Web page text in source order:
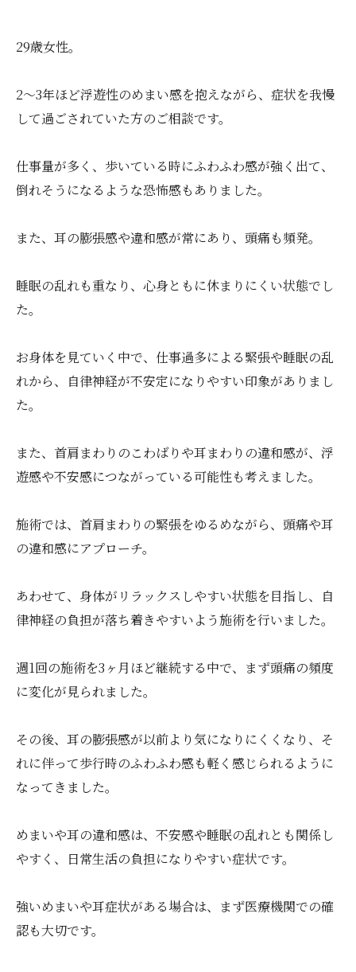
29歳女性。
2〜3年ほど浮遊性のめまい感を抱えながら、症状を我慢
して過ごされていた方のご相談です。
仕事量が多く、歩いている時にふわふわ感が強く出て、
倒れそうになるような恐怖感もありました。
また、耳の膨張感や違和感が常にあり、頭痛も頻発。
睡眠の乱れも重なり、心身ともに休まりにくい状態でし
た。
お身体を見ていく中で、仕事過多による緊張や睡眠の乱
れから、自律神経が不安定になりやすい印象がありまし
た。
また、首肩まわりのこわばりや耳まわりの違和感が、浮
遊感や不安感につながっている可能性も考えました。
施術では、首肩まわりの緊張をゆるめながら、頭痛や耳
の違和感にアプローチ。
あわせて、身体がリラックスしやすい状態を目指し、自
律神経の負担が落ち着きやすいよう施術を行いました。
週1回の施術を3ヶ月ほど継続する中で、まず頭痛の頻度
に変化が見られました。
その後、耳の膨張感が以前より気になりにくくなり、そ
れに伴って歩行時のふわふわ感も軽く感じられるように
なってきました。
めまいや耳の違和感は、不安感や睡眠の乱れとも関係し
やすく、日常生活の負担になりやすい症状です。
強いめまいや耳症状がある場合は、まず医療機関での確
認も大切です。